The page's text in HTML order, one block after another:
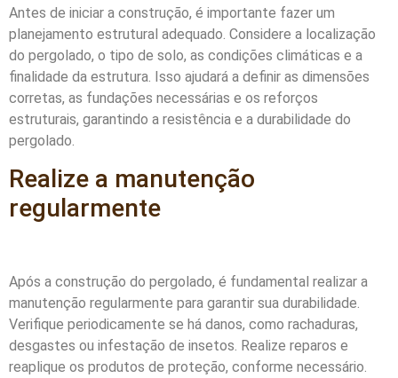
Antes de iniciar a construção, é importante fazer um
planejamento estrutural adequado. Considere a localização
do pergolado, o tipo de solo, as condições climáticas e a
finalidade da estrutura. Isso ajudará a definir as dimensões
corretas, as fundações necessárias e os reforços
estruturais, garantindo a resistência e a durabilidade do
pergolado.
Realize a manutenção
regularmente
Após a construção do pergolado, é fundamental realizar a
manutenção regularmente para garantir sua durabilidade.
Verifique periodicamente se há danos, como rachaduras,
desgastes ou infestação de insetos. Realize reparos e
reaplique os produtos de proteção, conforme necessário.